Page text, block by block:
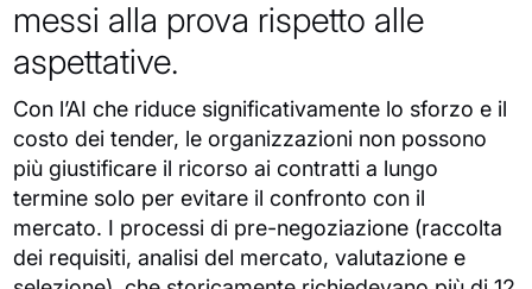
messi alla prova rispetto alle
aspettative.
Con l’AI che riduce significativamente lo sforzo e il
costo dei tender, le organizzazioni non possono
più giustificare il ricorso ai contratti a lungo
termine solo per evitare il confronto con il
mercato. I processi di pre-negoziazione (raccolta
dei requisiti, analisi del mercato, valutazione e